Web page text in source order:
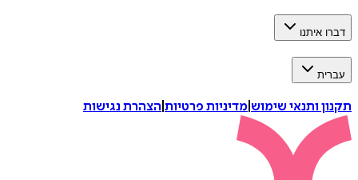
דברו איתנו
עברית
תקנון ותנאי שימוש מדיניות פרטיות הצהרת נגישות